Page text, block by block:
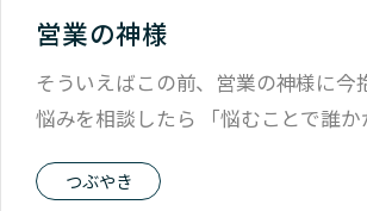
営業の神様
そういえばこの前、営業の神様に今
悩みを相談したら 「悩むことで誰か
つぶやき